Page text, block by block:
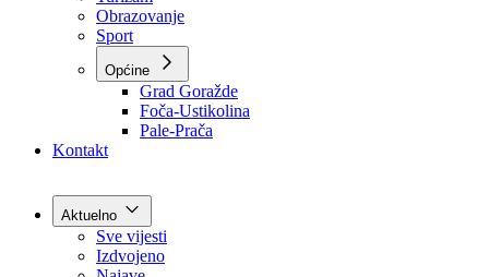
Historija (digitalni muzej)
Privreda
Turizam
Obrazovanje
Sport
Općine
Kontakt